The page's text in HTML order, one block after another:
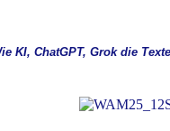
KI, ChatGPT, Grok die